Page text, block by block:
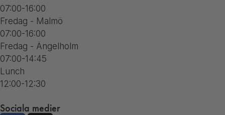
07:00-16:00
Fredag - Malmö
07:00-16:00
Fredag - Ängelholm
07:00-14:45
Lunch
12:00-12:30
Sociala medier